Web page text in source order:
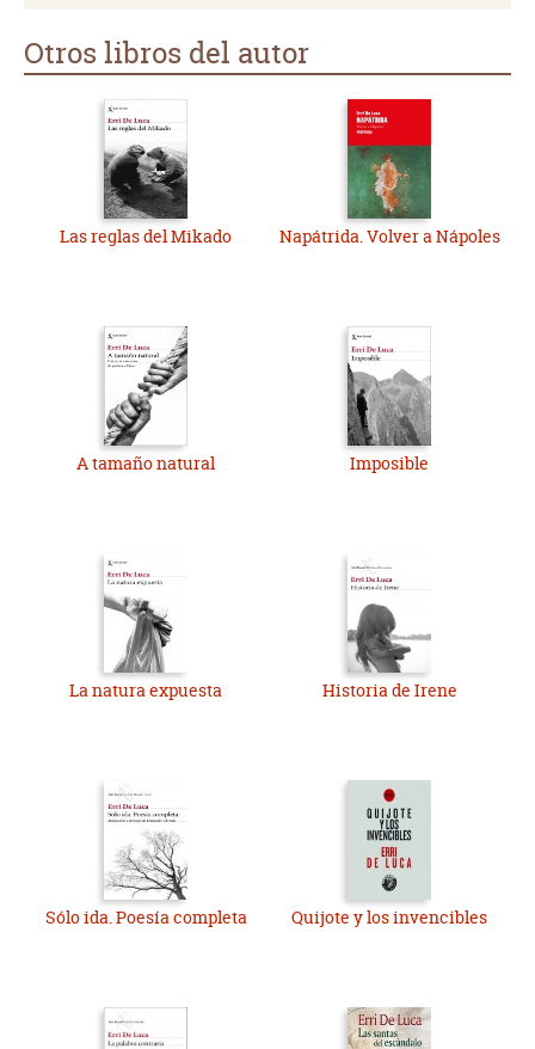
Otros libros del autor
Las reglas del Mikado Napátrida. Volver a Nápoles
A tamaño natural Imposible
La natura expuesta Historia de Irene
Sólo ida. Poesía completa Quijote y los invencibles